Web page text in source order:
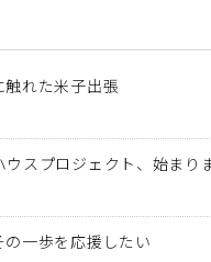
れた米子出張
スプロジェクト、始まりま
一歩を応援したい